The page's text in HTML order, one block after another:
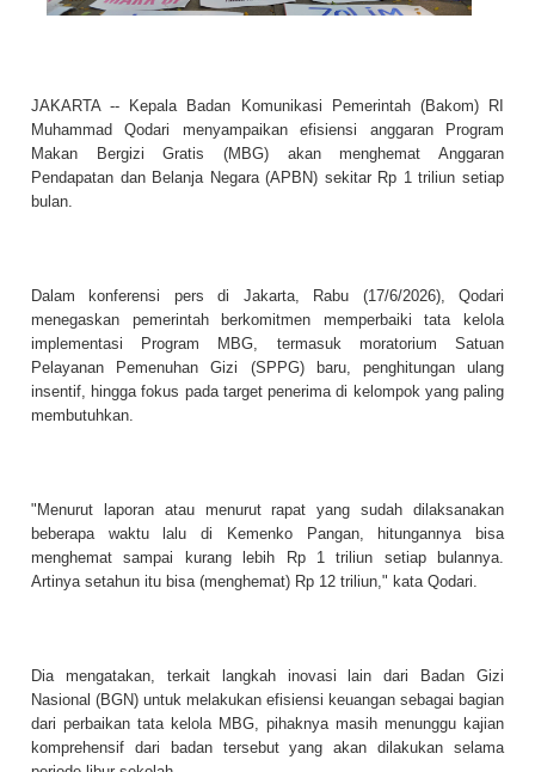
JAKARTA -- Kepala Badan Komunikasi Pemerintah (Bakom) RI
Muhammad Qodari menyampaikan efisiensi anggaran Program
Makan Bergizi Gratis (MBG) akan menghemat Anggaran
Pendapatan dan Belanja Negara (APBN) sekitar Rp 1 triliun setiap
bulan.
Dalam konferensi pers di Jakarta, Rabu (17/6/2026), Qodari
menegaskan pemerintah berkomitmen memperbaiki tata kelola
implementasi Program MBG, termasuk moratorium Satuan
Pelayanan Pemenuhan Gizi (SPPG) baru, penghitungan ulang
insentif, hingga fokus pada target penerima di kelompok yang paling
membutuhkan.
"Menurut laporan atau menurut rapat yang sudah dilaksanakan
beberapa waktu lalu di Kemenko Pangan, hitungannya bisa
menghemat sampai kurang lebih Rp 1 triliun setiap bulannya.
Artinya setahun itu bisa (menghemat) Rp 12 triliun," kata Qodari.
Dia mengatakan, terkait langkah inovasi lain dari Badan Gizi
Nasional (BGN) untuk melakukan efisiensi keuangan sebagai bagian
dari perbaikan tata kelola MBG, pihaknya masih menunggu kajian
komprehensif dari badan tersebut yang akan dilakukan selama